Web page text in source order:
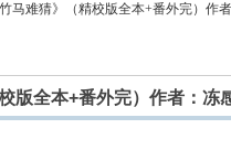
竹马难猜》（精校版全本+番外完）作
版全本+番外完）作者：冻